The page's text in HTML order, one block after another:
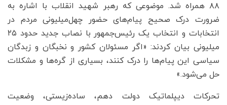
۸۸ همراه شد. موضوعی که رهبر شهید انقلاب با اشاره به
ضرورت درک صحیح پیام‌های حضور چهل‌میلیونی مردم در
انتخابات و انتخاب یک رئیس‌جمهور با نصاب جدید حدود ۲۵
میلیونی بیان کردند: «اگر مسئولان کشور و نخبگان و زبدگان
سیاسی این پیام‌ها را درک کنند، بسیاری از گره‌ها و مشکلات
حل می‌شود.»
تحرکات دیپلماتیک دولت دهم، ساده‌زیستی، وضعیت